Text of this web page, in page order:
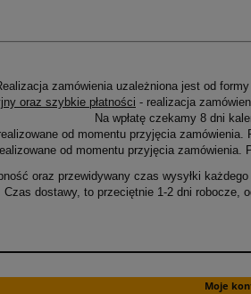
zamówienia uzależniona jest od
oraz szybkie płatności - realizacja
Na wpłatę czekamy 8 dni
od momentu przyjęcia
od momentu przyjęcia
oraz przewidywany czas wysyłki
Czas dostawy, to przeciętnie 1-2 dni robocze,
Moje